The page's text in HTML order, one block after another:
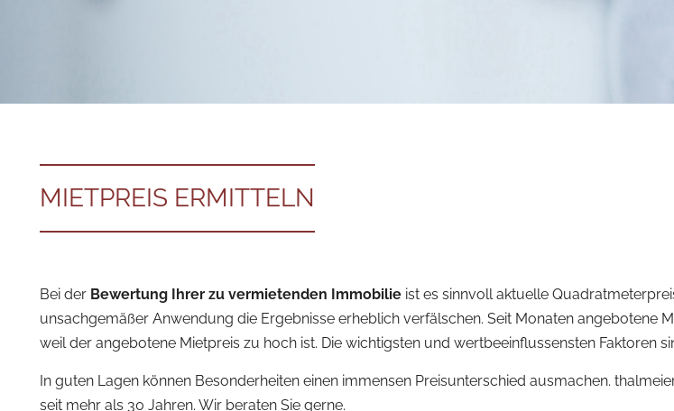
MIETPREIS ERMITTELN
Bei der Bewertung Ihrer zu vermietenden Immobilie ist es sinnvoll aktuelle
unsachgemäßer Anwendung die Ergebnisse erheblich verfälschen. Seit Monaten
weil der angebotene Mietpreis zu hoch ist. Die wichtigsten und wertbeeinflussensten Faktoren
In guten Lagen können Besonderheiten einen immensen Preisunterschied ausmachen.
seit mehr als 30 Jahren. Wir beraten Sie gerne.